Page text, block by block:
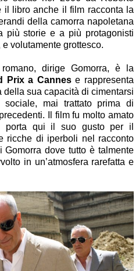
il libro anche il film racconta la
della camorra napoletana
più storie e a più protagonisti
volutamente grottesco.
dirige Gomorra, è la
Prix a Cannese rappresenta
della sua capacità di cimentarsi
mai trattato prima di
Il film fu molto amato
porta qui il suo gusto per il
ricche di iperboli nel racconto
dove tutto è talmente
in un’atmosfera rarefatta e